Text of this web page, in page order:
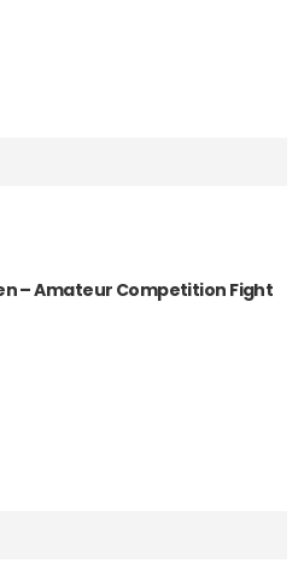
– Amateur Competition Fight